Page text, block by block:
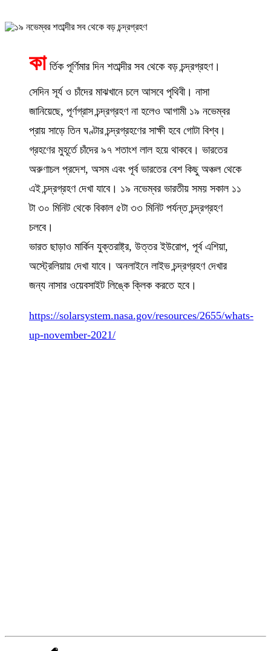
কা র্তিক পূর্ণিমার দিন শতাব্দীর সব থেকে বড় চন্দ্রগ্রহণ।
সেদিন সূর্য ও চাঁদের মাঝখানে চলে আসবে পৃথিবী। নাসা
জানিয়েছে, পূর্ণগ্রাস চন্দ্রগ্রহণ না হলেও আগামী ১৯ নভেম্বর
প্রায় সাড়ে তিন ঘণ্টার চন্দ্রগ্রহণের সাক্ষী হবে গোটা বিশ্ব।
গ্রহণের মুহূর্তে চাঁদের ৯৭ শতাংশ লাল হয়ে থাকবে। ভারতের
অরুণাচল প্রদেশ, অসম এবং পূর্ব ভারতের বেশ কিছু অঞ্চল থেকে
এই চন্দ্রগ্রহণ দেখা যাবে। ১৯ নভেম্বর ভারতীয় সময় সকাল ১১
টা ৩০ মিনিট থেকে বিকাল ৫টা ৩৩ মিনিট পর্যন্ত চন্দ্রগ্রহণ
চলবে।
ভারত ছাড়াও মার্কিন যুক্তরাষ্ট্র, উত্তর ইউরোপ, পূর্ব এশিয়া,
অস্ট্রেলিয়ায় দেখা যাবে। অনলাইনে লাইভ চন্দ্রগ্রহণ দেখার
জন্য নাসার ওয়েবসাইট লিঙ্কে ক্লিক করতে হবে।
https://solarsystem.nasa.gov/resources/2655/whats-
up-november-2021/